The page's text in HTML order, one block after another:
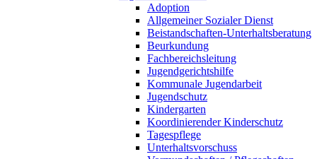
Adoption
Allgemeiner Sozialer Dienst
Beistandschaften-Unterhaltsberatung
Beurkundung
Fachbereichsleitung
Jugendgerichtshilfe
Kommunale Jugendarbeit
Jugendschutz
Kindergarten
Koordinierender Kinderschutz
Tagespflege
Unterhaltsvorschuss